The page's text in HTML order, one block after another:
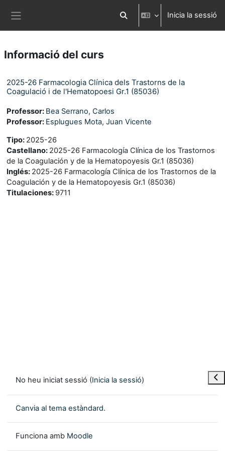
Commuta l'entrada de la cerca
Inicia la sessió
Informació del curs
2025-26 Farmacologia Clínica dels Trastorns de la
Coagulació i de l'Hematopoesi Gr.1 (85036)
Professor: Bea Serrano, Carlos
Professor: Esplugues Mota, Juan Vicente
Tipo: 2025-26
Castellano: 2025-26 Farmacología Clínica de los Trastornos
de la Coagulación y de la Hematopoyesis Gr.1 (85036)
Inglés: 2025-26 Farmacología Clínica de los Trastornos de la
Coagulación y de la Hematopoyesis Gr.1 (85036)
Titulaciones: 9711
No heu iniciat sessió (Inicia la sessió)
Canvia al tema estàndard.
Funciona amb Moodle